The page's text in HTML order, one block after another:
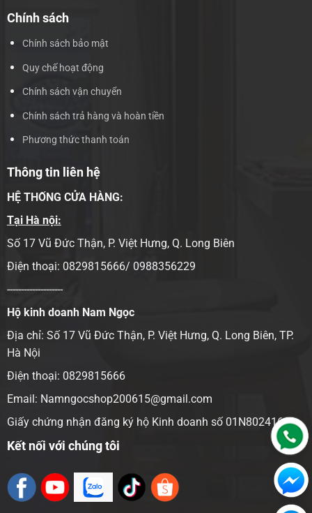
Chính sách
Chính sách bảo mật
Quy chế hoạt động
Chính sách vận chuyển
Chính sách trả hàng và hoàn tiền
Phương thức thanh toán
Thông tin liên hệ
HỆ THỐNG CỬA HÀNG:
Tại Hà nội:
Số 17 Vũ Đức Thận, P. Việt Hưng, Q. Long Biên
Điện thoại: 0829815666/ 0988356229
--------------------
Hộ kinh doanh Nam Ngọc
Địa chỉ: Số 17 Vũ Đức Thận, P. Việt Hưng, Q. Long Biên, TP.
Hà Nội
Điện thoại: 0829815666
Email: Namngocshop200615@gmail.com
Giấy chứng nhận đăng ký hộ Kinh doanh số 01N8024166
Kết nối với chúng tôi